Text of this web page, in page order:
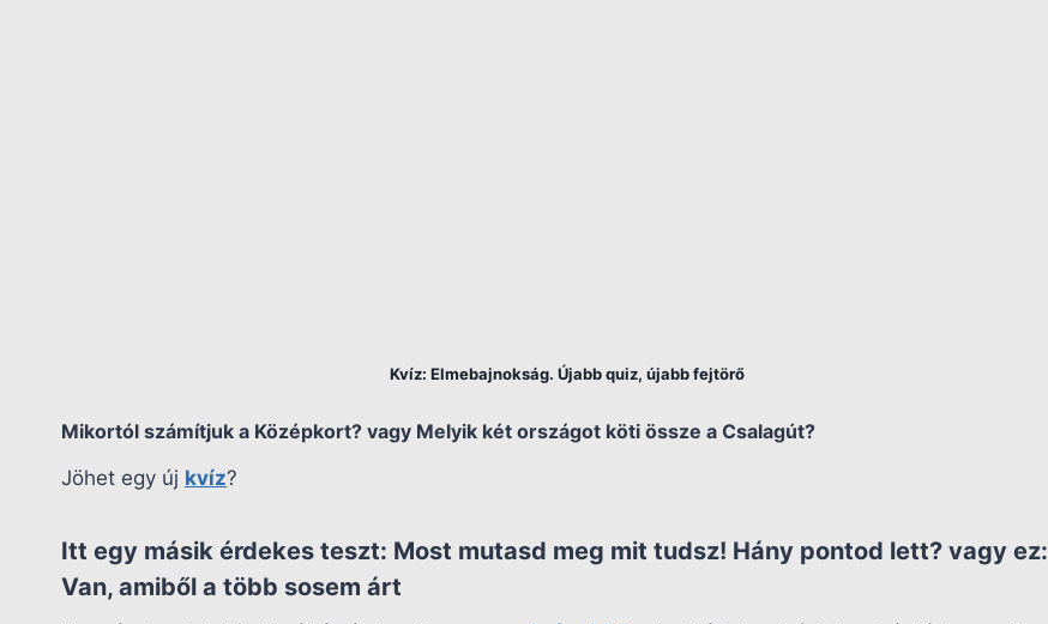
Kvíz: Elmebajnokság. Újabb quiz, újabb fejtörő
Mikortól számítjuk a Középkort? vagy Melyik két országot köti össze a Csalagút?
Jöhet egy új kvíz?
Itt egy másik érdekes teszt: Most mutasd meg mit tudsz! Hány pontod lett? vagy ez:
Van, amiből a több sosem árt